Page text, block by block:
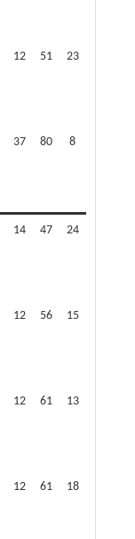
12 51 23
37 80 8
14 47 24
12 56 15
12 61 13
12 61 18